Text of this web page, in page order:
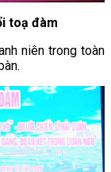
toạ đàm
niên trong toàn